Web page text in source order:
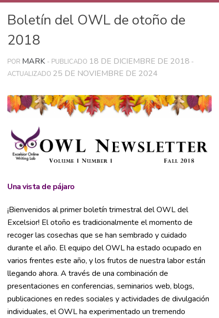
Boletín del OWL de otoño de
2018
POR MARK - PUBLICADO 18 DE DICIEMBRE DE 2018 -
ACTUALIZADO 25 DE NOVIEMBRE DE 2024
Una vista de pájaro
¡Bienvenidos al primer boletín trimestral del OWL del
Excelsior! El otoño es tradicionalmente el momento de
recoger las cosechas que se han sembrado y cuidado
durante el año. El equipo del OWL ha estado ocupado en
varios frentes este año, y los frutos de nuestra labor están
llegando ahora. A través de una combinación de
presentaciones en conferencias, seminarios web, blogs,
publicaciones en redes sociales y actividades de divulgación
individuales, el OWL ha experimentado un tremendo